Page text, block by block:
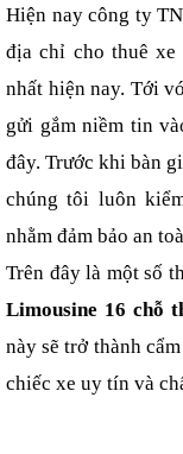
Hiện nay công ty
địa chỉ cho thuê
nhất hiện nay. Tới
gửi gắm niềm tin
đây. Trước khi bàn
chúng tôi luôn
nhằm đảm bảo an
Trên đây là một số
Limousine 16 chỗ
này sẽ trở thành
chiếc xe uy tín và